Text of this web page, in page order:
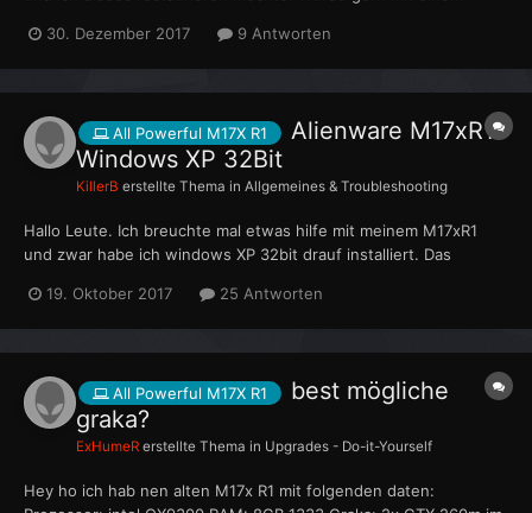
herausgefunden habe, da das gebrauchte keines drin hat,
warum auch immer.. Nur, wo kriege ich solch eines her?...
30. Dezember 2017 9 Antworten
All Powerful M17X R1
Alienware M17xR1
Windows XP 32Bit
KillerB erstellte Thema in Allgemeines & Troubleshooting
Hallo Leute. Ich breuchte mal etwas hilfe mit meinem M17xR1
und zwar habe ich windows XP 32bit drauf installiert. Das
richtigen zu finden.Alle die ich bisher aus probiert habe
finktionieren nicht. Ich hoffe das einer von euch weiss wie m...
19. Oktober 2017 25 Antworten
All Powerful M17X R1
best mögliche
graka?
ExHumeR erstellte Thema in Upgrades - Do-it-Yourself
Hey ho ich hab nen alten M17x R1 mit folgenden daten: